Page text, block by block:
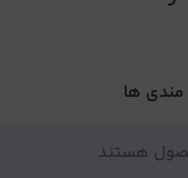
مندی ها
هستند